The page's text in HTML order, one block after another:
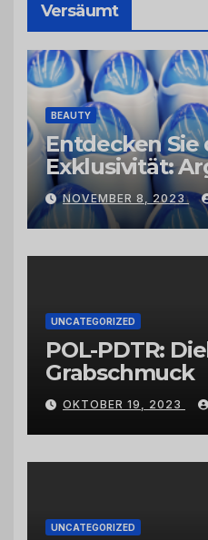
Versäumt
BEAUTY
Entdecken
Exklusivität:
Großhändlern
NOVEMBER 8, 2023
UNCATEGORIZED
POL-PDTR:
Grabschmuck
OKTOBER 19, 2023
UNCATEGORIZED